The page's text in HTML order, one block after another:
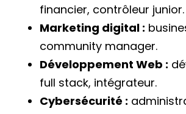
financier, contrôleur junior.
Marketing digital :
community manager.
Développement Web :
full stack, intégrateur.
Cybersécurité :